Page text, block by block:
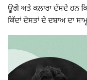
ਊਗੋ ਅਤੇ ਕਲਾਰਾ ਦੱਸਦੇ ਹਨ
ਕਿੱਦਾਂ ਦੋਸਤਾਂ ਦੇ ਦਬਾਅ ਦਾ